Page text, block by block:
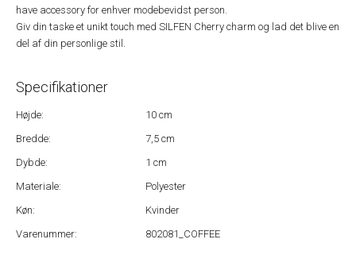
have accessory for enhver modebevidst person.
Giv din taske et unikt touch med SILFEN Cherry charm og lad det blive en
del af din personlige stil.
Specifikationer
Højde:
10 cm
Bredde:
7,5 cm
Dybde:
1 cm
Materiale:
Polyester
Køn:
Kvinder
Varenummer:
802081_COFFEE